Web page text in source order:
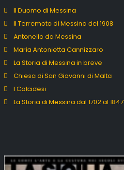
Il Duomo di Messina
Il Terremoto di Messina del 1908
Antonello da Messina
Maria Antonietta Cannizzaro
La Storia di Messina in breve
Chiesa di San Giovanni di Malta
I Calcidesi
La Storia di Messina dal 1702 al 1847